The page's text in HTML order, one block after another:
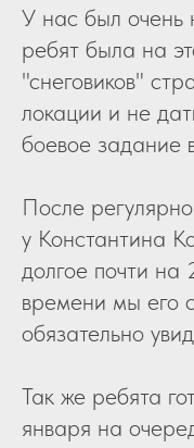
У нас был
ребят была на
"снеговиков"
локации и не
боевое задание
После
у Константина
долгое почти на
времени мы его
обязательно
Так же ребята
января на